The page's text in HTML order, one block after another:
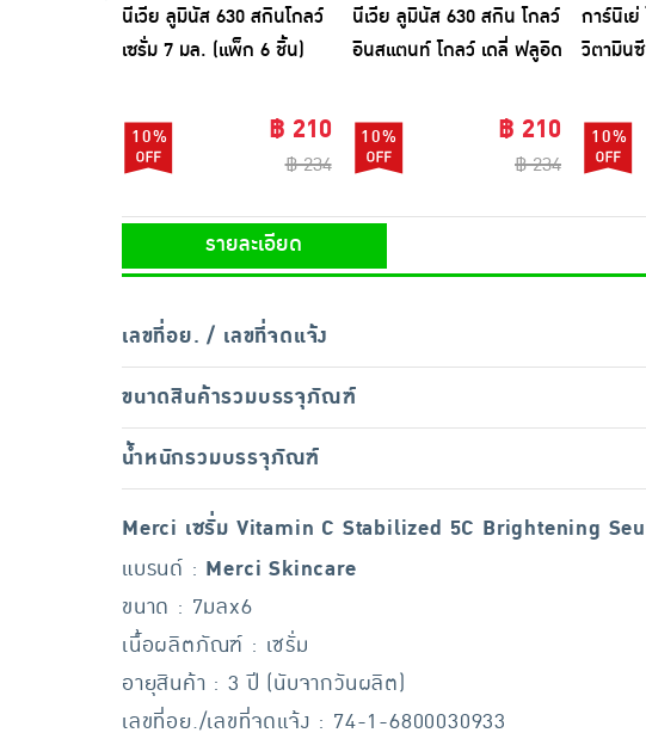
นีเวีย ลูมินัส 630 สกินโกลว์
เซรั่ม 7 มล. (แพ็ก 6 ชิ้น)
10% ฿ 210
฿ 234
นีเวีย ลูมินัส 630 สกิน โกลว์
อินสแตนท์ โกลว์ เดลี่ ฟลูอิด
ซอง)
10% ฿ 210
฿ 234
การ์นิเ
วิตามิน
10%
รายละเอียด
เลขที่อย. / เลขที่จดแจ้ง
ขนาดสินค้ารวมบรรจุภัณฑ์
น้ำหนักรวมบรรจุภัณฑ์
Merci เซรั่ม Vitamin C Stabilized 5C Brightening
แบรนด์ : Merci Skincare
ขนาด : 7มลx6
เนื้อผลิตภัณฑ์ : เซรั่ม
อายุสินค้า : 3 ปี (นับจากวันผลิต)
เลขที่อย./เลขที่จดแจ้ง : 74-1-6800030933